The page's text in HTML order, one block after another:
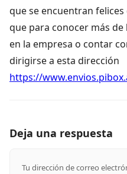
que se encuentran
que para conocer más
en la empresa o contar
dirigirse a esta dirección
https://
Deja una respuesta
Tu dirección de correo